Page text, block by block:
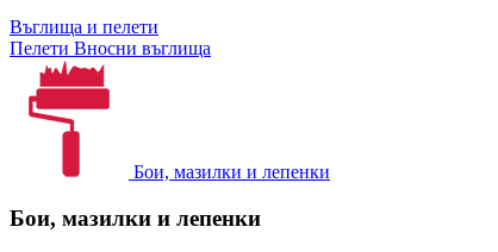
Въглища и пелети
Пелети Вносни въглища
Бои, мазилки и лепенки
Бои, мазилки и лепенки